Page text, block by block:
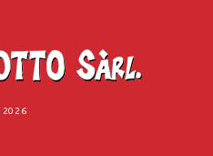
2026